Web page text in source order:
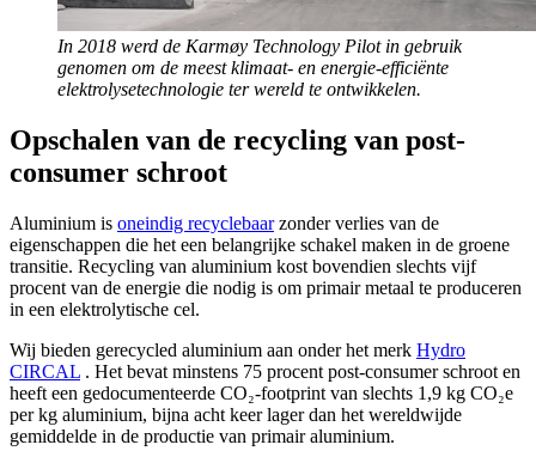
In 2018 werd de Karmøy Technology Pilot in gebruik
genomen om de meest klimaat- en energie-efficiënte
elektrolysetechnologie ter wereld te ontwikkelen.
Opschalen van de recycling van post-
consumer schroot
Aluminium is oneindig recyclebaarzonder verlies van de
eigenschappen die het een belangrijke schakel maken in de groene
transitie. Recycling van aluminium kost bovendien slechts vijf
procent van de energie die nodig is om primair metaal te produceren
in een elektrolytische cel.
Wij bieden gerecycled aluminium aan onder het merk Hydro
CIRCAL . Het bevat minstens 75 procent post-consumer schroot en
heeft een gedocumenteerde CO₂-footprint van slechts 1,9 kg CO₂e
per kg aluminium, bijna acht keer lager dan het wereldwijde
gemiddelde in de productie van primair aluminium.